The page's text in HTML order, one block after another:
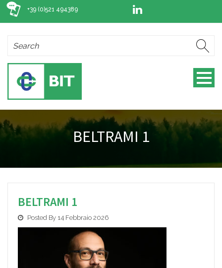
+39 (0)521 494389
BELTRAMI 1
BELTRAMI 1
Posted By 14 Febbraio 2026